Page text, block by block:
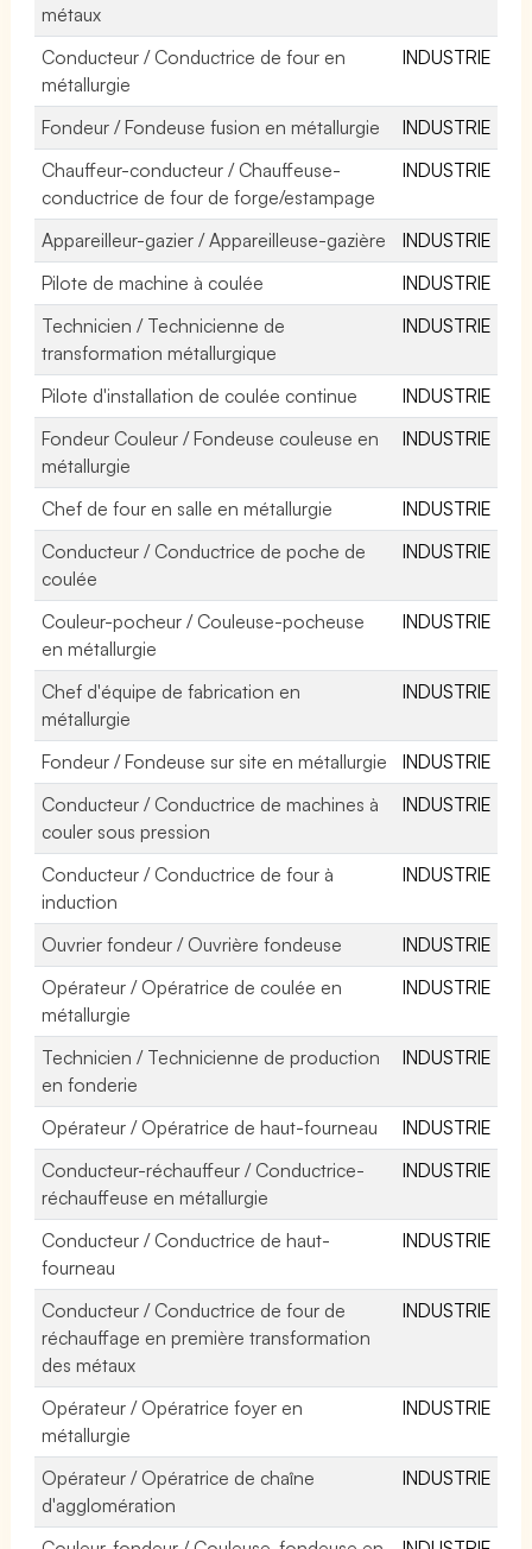
métaux
Conducteur / Conductrice de four en
métallurgie
INDUSTRIE
Fondeur / Fondeuse fusion en métallurgie
INDUSTRIE
Chauffeur-conducteur / Chauffeuse-
conductrice de four de forge/estampage
INDUSTRIE
Appareilleur-gazier / Appareilleuse-gazière
INDUSTRIE
Pilote de machine à coulée
INDUSTRIE
Technicien / Technicienne de
transformation métallurgique
INDUSTRIE
Pilote d'installation de coulée continue
INDUSTRIE
Fondeur Couleur / Fondeuse couleuse en
métallurgie
INDUSTRIE
Chef de four en salle en métallurgie
INDUSTRIE
Conducteur / Conductrice de poche de
coulée
INDUSTRIE
Couleur-pocheur / Couleuse-pocheuse
en métallurgie
INDUSTRIE
Chef d'équipe de fabrication en
métallurgie
INDUSTRIE
Fondeur / Fondeuse sur site en métallurgie
INDUSTRIE
Conducteur / Conductrice de machines à
couler sous pression
INDUSTRIE
Conducteur / Conductrice de four à
induction
INDUSTRIE
Ouvrier fondeur / Ouvrière fondeuse
INDUSTRIE
Opérateur / Opératrice de coulée en
métallurgie
INDUSTRIE
Technicien / Technicienne de production
en fonderie
INDUSTRIE
Opérateur / Opératrice de haut-fourneau
INDUSTRIE
Conducteur-réchauffeur / Conductrice-
réchauffeuse en métallurgie
INDUSTRIE
Conducteur / Conductrice de haut-
fourneau
INDUSTRIE
Conducteur / Conductrice de four de
réchauffage en première transformation
des métaux
INDUSTRIE
Opérateur / Opératrice foyer en
métallurgie
INDUSTRIE
Opérateur / Opératrice de chaîne
d'agglomération
INDUSTRIE